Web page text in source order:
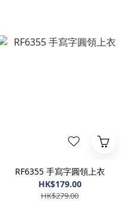
RF6355 手寫字圓領上衣
HK$179.00
HK$279.00